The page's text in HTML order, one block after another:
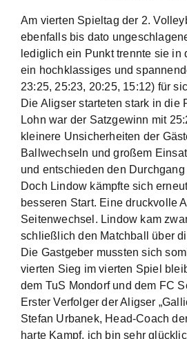
Am vierten Spieltag der 2.
ebenfalls bis dato
lediglich ein Punkt trennte sie
ein hochklassiges und
23:25, 25:23, 20:25, 15:12) für
Die Aligser starteten stark in die
Lohn war der Satzgewinn mit
kleinere Unsicherheiten der
Ballwechseln und großem
und entschieden den
Doch Lindow kämpfte sich
besseren Start. Eine druckvolle
Seitenwechsel. Lindow kam
schließlich den Matchball über
Die Gastgeber mussten sich
vierten Sieg im vierten Spiel
dem TuS Mondorf und dem FC
Erster Verfolger der Aligser
Stefan Urbanek, Head-Coach
harte Kampf, ich bin sehr